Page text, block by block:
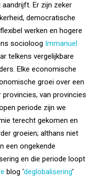
Er zijn zeker
democratische
werken en hogere
socioloog Immanuel
telkens vergelijkbare
Elke economische
groei over een
van provincies
periode zijn we
terecht gekomen en
groeien; althans niet
een ongekende
en die periode loopt
blog ‘deglobalisering’